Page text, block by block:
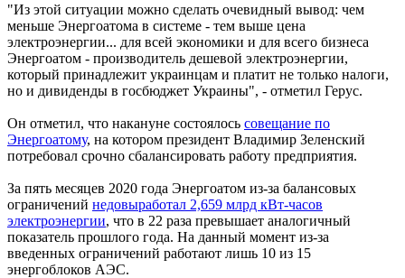
"Из этой ситуации можно сделать очевидный вывод: чем
меньше Энергоатома в системе - тем выше цена
электроэнергии... для всей экономики и для всего бизнеса
Энергоатом - производитель дешевой электроэнергии,
который принадлежит украинцам и платит не только налоги,
но и дивиденды в госбюджет Украины", - отметил Герус.
Он отметил, что накануне состоялось совещание по
Энергоатому, на котором президент Владимир Зеленский
потребовал срочно сбалансировать работу предприятия.
За пять месяцев 2020 года Энергоатом из-за балансовых
ограничений недовыработал 2,659 млрд кВт-часов
электроэнергии, что в 22 раза превышает аналогичный
показатель прошлого года. На данный момент из-за
введенных ограничений работают лишь 10 из 15
энергоблоков АЭС.